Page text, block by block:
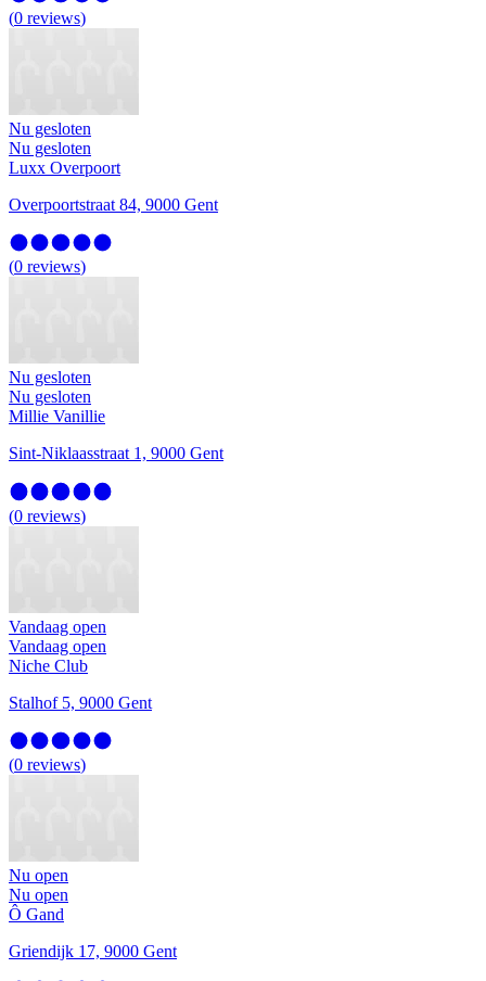
(0 reviews)
Nu gesloten
Nu gesloten
Luxx Overpoort
Overpoortstraat 84, 9000 Gent
(0 reviews)
Nu gesloten
Nu gesloten
Millie Vanillie
Sint-Niklaasstraat 1, 9000 Gent
(0 reviews)
Vandaag open
Vandaag open
Niche Club
Stalhof 5, 9000 Gent
(0 reviews)
Nu open
Nu open
Ô Gand
Griendijk 17, 9000 Gent